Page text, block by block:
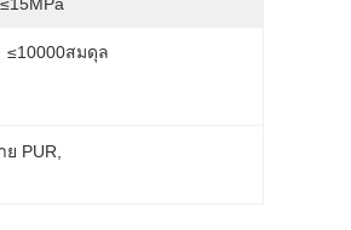
≤10000สมดุล
ย PUR